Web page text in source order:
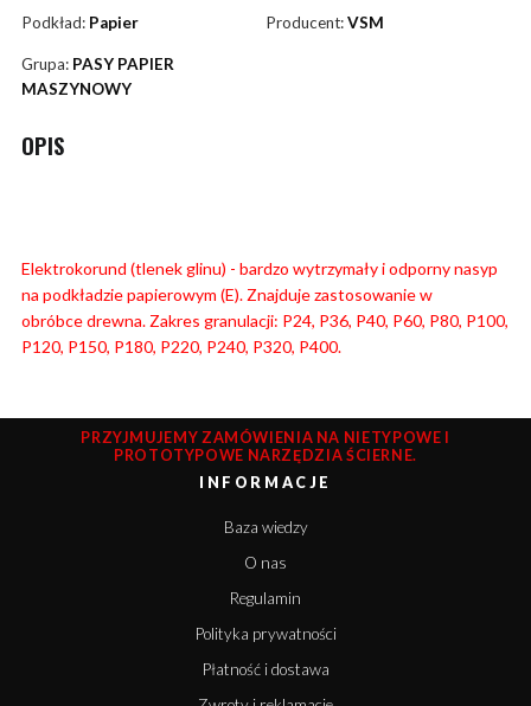
Podkład: Papier Producent:VSM
Grupa: PASY PAPIER
MASZYNOWY
OPIS
Elektrokorund (tlenek glinu) - bardzo wytrzymały i odporny nasyp
na podkładzie papierowym (E). Znajduje zastosowanie w
obróbcedrewna. Zakres granulacji: P24, P36, P40, P60, P80, P100,
P120, P150, P180, P220, P240, P320, P400.
PRZYJMUJEMY ZAMÓWIENIA NA NIETYPOWE I
PROTOTYPOWE NARZĘDZIA ŚCIERNE.
INFORMACJE
Baza wiedzy
O nas
Regulamin
Polityka prywatności
Płatność i dostawa